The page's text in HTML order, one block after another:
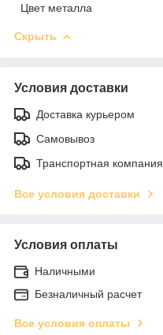
Цвет металла
Скрыть
Условия доставки
Доставка курьером
Самовывоз
Транспортная компания
Все условия доставки
Условия оплаты
Наличными
Безналичный расчет
Все условия оплаты